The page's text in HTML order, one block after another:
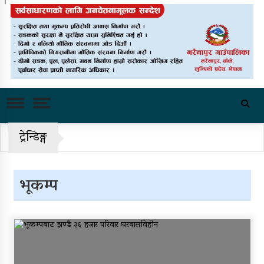
राष्ट्रिय भेलाका लागि काँग्रेस संस्थापन
इतरको ५५१ सदस्यीय मूल आयोजक
समिति
चीनको दबाबपछि तिब्बत सम्मेलनमा
दलाई लामाका प्रतिनिधि नआउने
‘नागढुंगा-सिस्नेखोला सुरुङमार्ग’
भागबण्डा यस्तो छ…
ट्रेन्डिङ्ग
भूकम्प